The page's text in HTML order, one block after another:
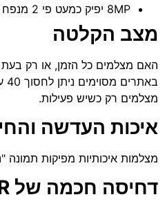
8MP יפיק כמעט פי 2 מנפח של 4MP.
מצב הקלטה
האם מצלמים כל הזמן, או רק בעת
מצלמים רק כשיש פעילות.
איכות העדשה
מצלמות איכותיות מפיקות תמונה
דחיסה חכמה של NVR